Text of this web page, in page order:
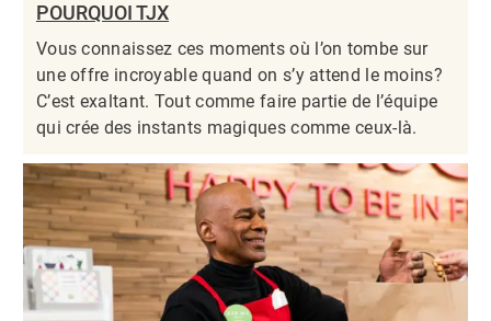
POURQUOI TJX
Vous connaissez ces moments où l’on tombe sur
une offre incroyable quand on s’y attend le moins?
C’est exaltant. Tout comme faire partie de l’équipe
qui crée des instants magiques comme ceux-là.​​​​​​​